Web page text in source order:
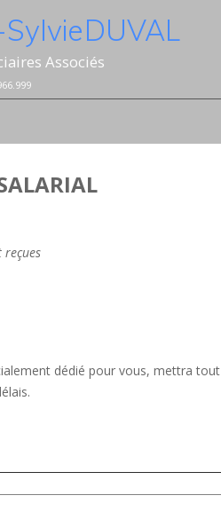
Sylvie DUVAL
Associés
reçues
dédié pour vous, mettra tout